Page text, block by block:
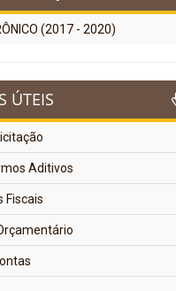
(2017 - 2020)
ÚTEIS
Aditivos
Fiscais